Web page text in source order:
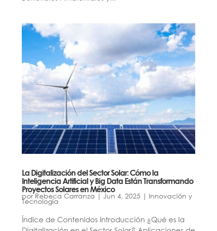
La Digitalización del Sector Solar: Cómo la
Inteligencia Artificial y Big Data Están Transformando
Proyectos Solares en México
porRebeca Carranza | Jun 4, 2025 | Innovación y
Tecnología
Índice de Contenidos Introducción ¿Qué es la